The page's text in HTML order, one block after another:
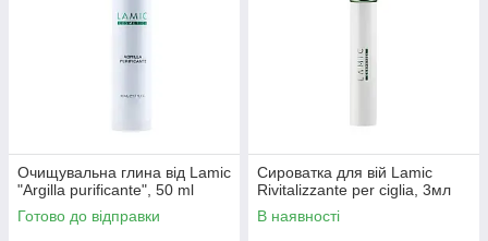
Очищувальна глина від Lamic
"Argilla purificante", 50 ml
Готово до відправки
Сироватка для вій Lamic
Rivitalizzante per ciglia, 3мл
В наявності